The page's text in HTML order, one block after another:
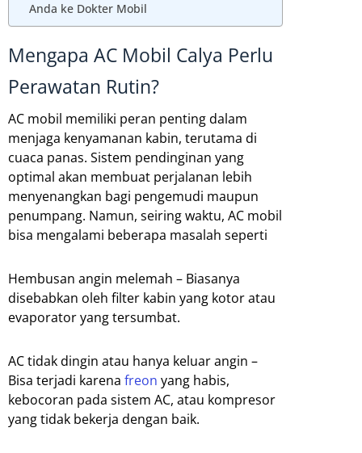
Anda ke Dokter Mobil
Mengapa AC Mobil Calya Perlu
Perawatan Rutin?
AC mobil memiliki peran penting dalam
menjaga kenyamanan kabin, terutama di
cuaca panas. Sistem pendinginan yang
optimal akan membuat perjalanan lebih
menyenangkan bagi pengemudi maupun
penumpang. Namun, seiring waktu, AC mobil
bisa mengalami beberapa masalah seperti
Hembusan angin melemah – Biasanya
disebabkan oleh filter kabin yang kotor atau
evaporator yang tersumbat.
AC tidak dingin atau hanya keluar angin –
Bisa terjadi karena freon yang habis,
kebocoran pada sistem AC, atau kompresor
yang tidak bekerja dengan baik.